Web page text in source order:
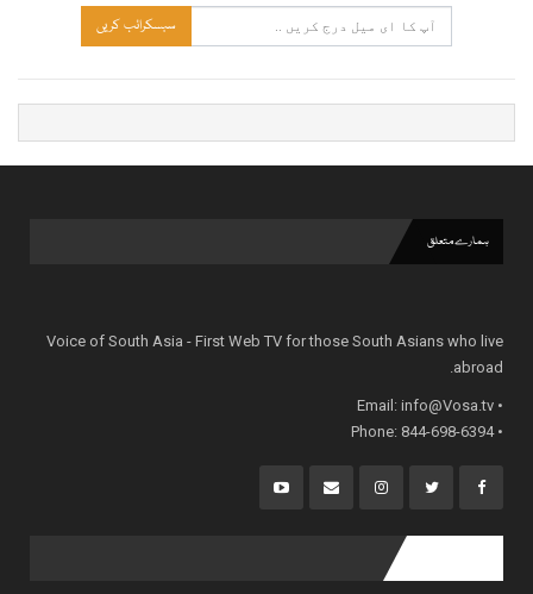
سبسکرائب کریں
ہمارے متعلق
Voice of South Asia - First Web TV for those South Asians who live
abroad.
• Email:
info@Vosa.tv
• Phone: 844-698-6394